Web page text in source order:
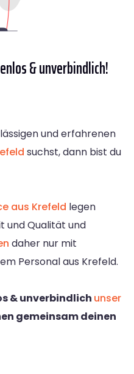
& unverbindlich!
und erfahrenen
suchst, dann bist du
aus Krefeld legen
und Qualität und
daher nur mit
Personal aus Krefeld.
& unverbindlich unser
gemeinsam deinen